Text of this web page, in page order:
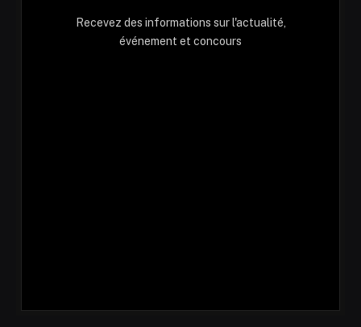
Recevez des informations sur l'actualité,
événement et concours